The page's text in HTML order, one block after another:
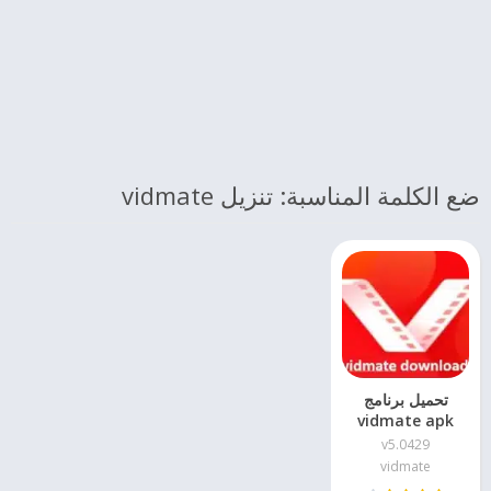
ضع الكلمة المناسبة: تنزيل vidmate
تحميل برنامج
vidmate apk
نسخة 5.0429
v5.0429
vidmate